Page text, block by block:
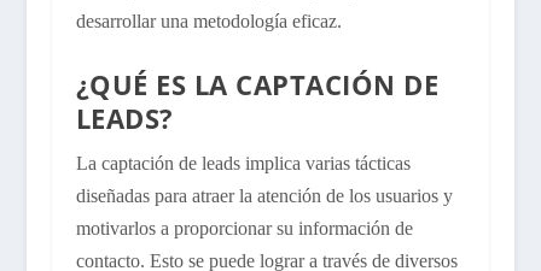
desarrollar una metodología eficaz.
¿QUÉ ES LA CAPTACIÓN DE
LEADS?
La captación de leads implica varias tácticas
diseñadas para atraer la atención de los usuarios y
motivarlos a proporcionar su información de
contacto. Esto se puede lograr a través de diversos